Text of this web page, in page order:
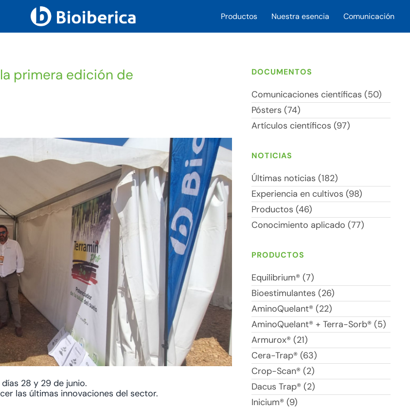
Productos Nuestra esencia Comunicación
primera edición de
28 y 29 de junio.
las últimas innovaciones del sector.
DOCUMENTOS
Comunicaciones científicas (50)
Pósters (74)
Artículos científicos (97)
NOTICIAS
Últimas noticias (182)
Experiencia en cultivos (98)
Productos (46)
Conocimiento aplicado (77)
PRODUCTOS
Equilibrium® (7)
Bioestimulantes (26)
AminoQuelant® (22)
AminoQuelant® + Terra-Sorb® (5)
Armurox® (21)
Cera-Trap® (63)
Crop-Scan® (2)
Dacus Trap® (2)
Inicium® (9)